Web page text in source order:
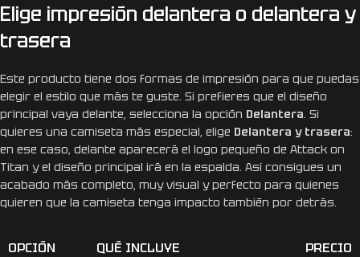
Elige impresión delantera o delantera y
trasera
Este producto tiene dos formas de impresión para que puedas
elegir el estilo que más te guste. Si prefieres que el diseño
principal vaya delante, selecciona la opción Delantera. Si
quieres una camiseta más especial, elige Delantera y trasera:
en ese caso, delante aparecerá el logo pequeño de Attack on
Titan y el diseño principal irá en la espalda. Así consigues un
acabado más completo, muy visual y perfecto para quienes
quieren que la camiseta tenga impacto también por detrás.
OPCIÓN QUÉ INCLUYE PRECIO